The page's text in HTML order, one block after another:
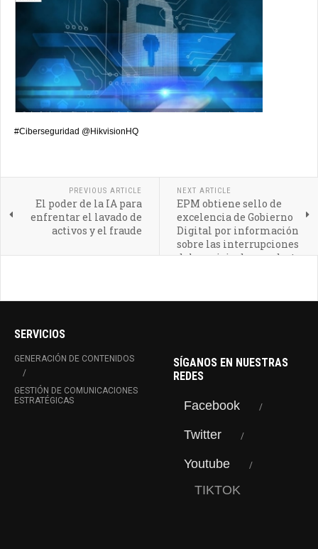
#Ciberseguridad @HikvisionHQ
PREVIOUS ARTICLE
El poder de la IA para
enfrentar el lavado de
activos y el fraude
NEXT ARTICLE
EPM obtiene sello de
excelencia de Gobierno
Digital por información
sobre las interrupciones
del servicio de acueducto
SERVICIOS
GENERACIÓN DE CONTENIDOS
GESTIÓN DE COMUNICACIONES
ESTRATÉGICAS
SÍGANOS EN NUESTRAS
REDES
Facebook
Twitter
Youtube
TIKTOK